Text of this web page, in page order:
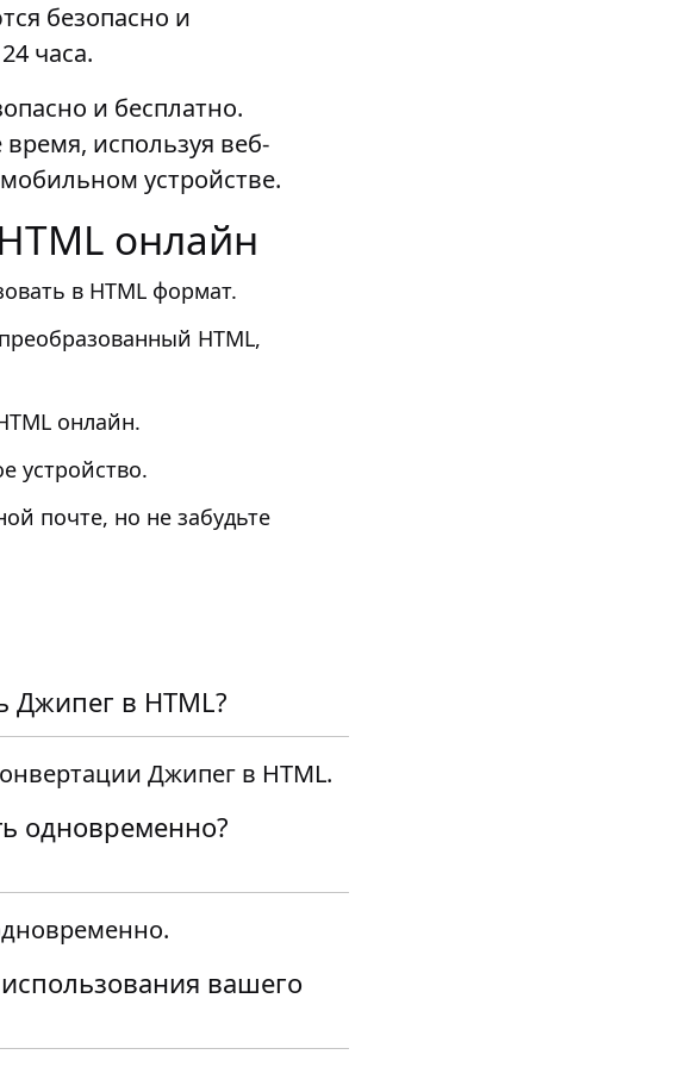
безопасно и
часа.
и бесплатно.
используя веб-
устройстве.
онлайн
в HTML формат.
HTML,
онлайн.
устройство.
почте, но не забудьте
Джипег в HTML?
Джипег в HTML.
одновременно?
вашего